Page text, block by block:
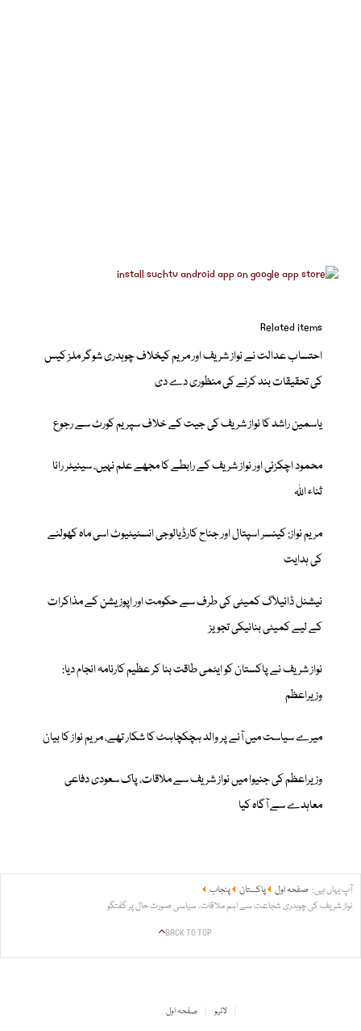
Related items
احتساب عدالت نے نواز شریف اور مریم کیخلاف چوہدری شوگر ملز کیس
کی تحقیقات بند کرنے کی منظوری دے دی
یاسمین راشد کا نواز شریف کی جیت کے خلاف سپریم کورٹ سے رجوع
محمود اچکزئی اور نواز شریف کے رابطے کا مجھے علم نہیں، سینیٹر رانا
ثناء اللہ
مریم نواز: کینسر اسپتال اور جناح کارڈیالوجی انسٹیٹیوٹ اسی ماہ کھولنے
کی ہدایت
نیشنل ڈائیلاگ کمیٹی کی طرف سے حکومت اور اپوزیشن کے مذاکرات
کے لیے کمیٹی بنانیکی تجویز
نواز شریف نے پاکستان کو ایٹمی طاقت بنا کر عظیم کارنامہ انجام دیا:
وزیراعظم
میرے سیاست میں آنے پر والد ہچکچاہٹ کا شکار تھے، مریم نواز کا بیان
وزیراعظم کی جنیوا میں نواز شریف سے ملاقات، پاک سعودی دفاعی
معاہدے سے آگاہ کیا
آپ یہاں ہیں: صفحہ اول پاکستان
پنجاب
نواز شریف کی چوہدری شجاعت سے اہم ملاقات، سیاسی صورت حال پر گفتگو
BACK TO TOP
صفحہ اول
لائیو